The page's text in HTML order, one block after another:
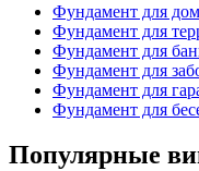
Фундамент для
Фундамент для
Фундамент для
Фундамент для
Фундамент для
Фундамент для
Популярные